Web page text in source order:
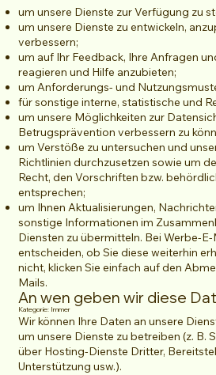
um unsere Dienste zur Verfügung zu
um unsere Dienste zu entwickeln,
verbessern;
um auf Ihr Feedback, Ihre Anfragen
reagieren und Hilfe anzubieten;
um Anforderungs- und
für sonstige interne, statistische und
um unsere Möglichkeiten zur
Betrugsprävention verbessern zu
um Verstöße zu untersuchen und
Richtlinien durchzusetzen sowie um
Recht, den Vorschriften bzw.
entsprechen;
um Ihnen Aktualisierungen,
sonstige Informationen im
Diensten zu übermitteln. Bei Werbe-
entscheiden, ob Sie diese weiterhin
nicht, klicken Sie einfach auf den
Mails.
An wen geben wir diese
Kategorie: Immer
Wir können Ihre Daten an unsere
um unsere Dienste zu betreiben (z. B.
über Hosting-Dienste Dritter,
Unterstützung usw.).